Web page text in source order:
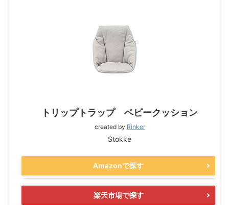
トリップトラップ ベビークッション
created by Rinker
Stokke
Amazonで探す
楽天市場で探す